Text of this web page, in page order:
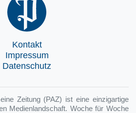
Kontakt
Impressum
Datenschutz
Zeitung (PAZ) ist eine einzigartige
Medienlandschaft. Woche für Woche